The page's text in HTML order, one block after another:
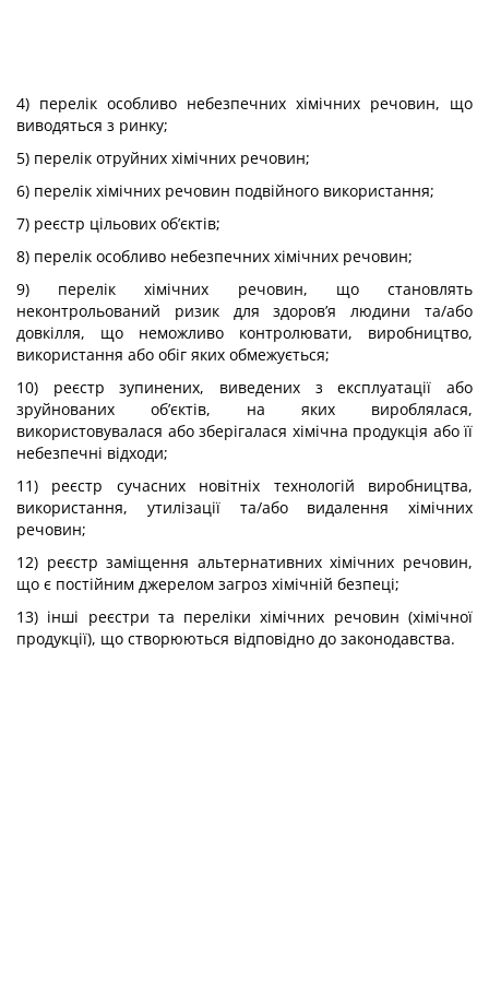
4) перелік особливо небезпечних хімічних речовин, що
виводяться з ринку;
5) перелік отруйних хімічних речовин;
6) перелік хімічних речовин подвійного використання;
7) реєстр цільових об’єктів;
8) перелік особливо небезпечних хімічних речовин;
9) перелік хімічних речовин, що становлять
неконтрольований ризик для здоров’я людини та/або
довкілля, що неможливо контролювати, виробництво,
використання або обіг яких обмежується;
10) реєстр зупинених, виведених з експлуатації або
зруйнованих об’єктів, на яких вироблялася,
використовувалася або зберігалася хімічна продукція або її
небезпечні відходи;
11) реєстр сучасних новітніх технологій виробництва,
використання, утилізації та/або видалення хімічних
речовин;
12) реєстр заміщення альтернативних хімічних речовин,
що є постійним джерелом загроз хімічній безпеці;
13) інші реєстри та переліки хімічних речовин (хімічної
продукції), що створюються відповідно до законодавства.